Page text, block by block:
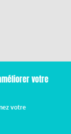
et
votre
votre